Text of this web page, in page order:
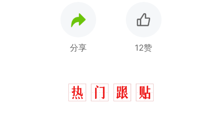
分享 12赞